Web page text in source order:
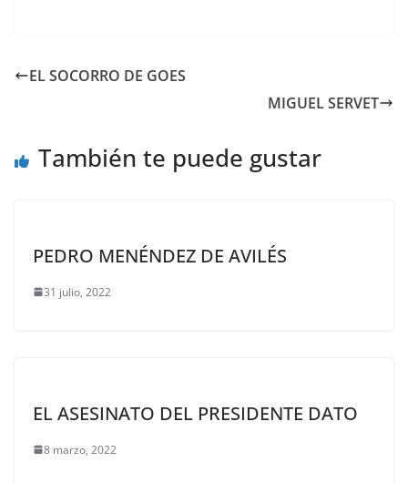
EL SOCORRO DE GOES
MIGUEL SERVET
También te puede gustar
PEDRO MENÉNDEZ DE AVILÉS
31 julio, 2022
EL ASESINATO DEL PRESIDENTE DATO
8 marzo, 2022